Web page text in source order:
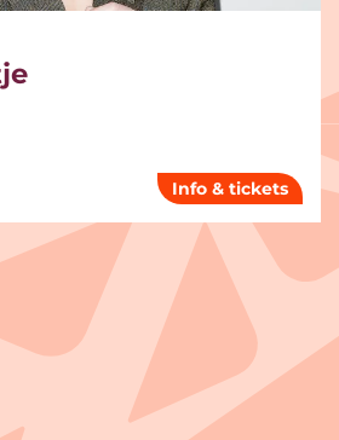
Info & tickets